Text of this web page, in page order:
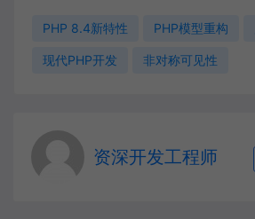
PHP 8.4新特性 PHP模型重构
现代PHP开发 非对称可见性
资深开发工程师